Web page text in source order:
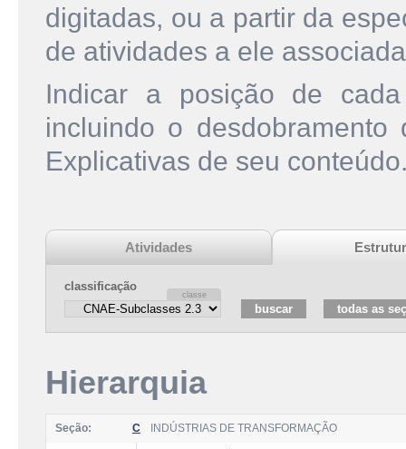
digitadas, ou a partir da
de atividades a ele
Indicar a posição de
incluindo o
Explicativas de seu
Atividades
classificação
Hierarquia
Seção: C INDÚSTRIAS DE TRANSFORMAÇÃO